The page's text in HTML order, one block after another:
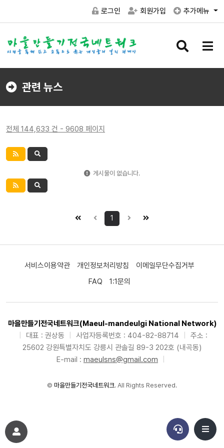
로그인 회원가입 추가메뉴
검
버
메
버
관련 뉴스
전체 144,633 건 - 9608 페이지
게시물이 없습니다.
1
서비스이용약관 개인정보처리방침
이메일무단수집거부
FAQ
1:1문의
마을만들기전국네트워크(Maeul-mandeulgi National Network)
대표 : 권상동 사업자등록번호 : 404-82-88714
주소 :
25602 강원특별자치도 강릉시 관솔길 89-3 202호 (내곡동)
E-mail : maeulsns@gmail.com
© 마을만들기전국네트워크. All Rights Reserved.